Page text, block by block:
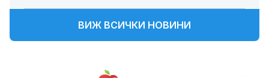
ВИЖ ВСИЧКИ НОВИНИ